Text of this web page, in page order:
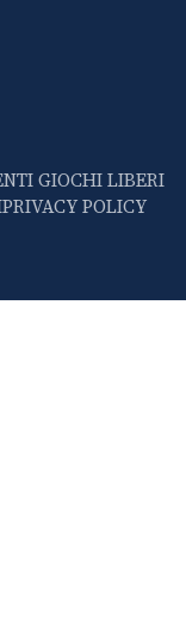
GIOCHI LIBERI
PRIVACY POLICY